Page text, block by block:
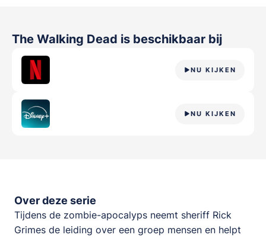
The Walking Dead is beschikbaar bij
NU KIJKEN
NU KIJKEN
Over deze serie
Tijdens de zombie-apocalyps neemt sheriff Rick
Grimes de leiding over een groep mensen en helpt